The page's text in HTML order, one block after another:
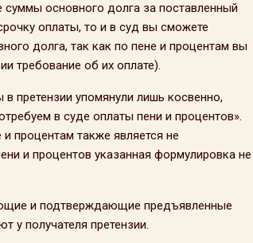
суммы основного долга за поставленный
оплаты, то и в суд вы сможете
долга, так как по пене и процентам вы
требование об их оплате).
претензии упомянули лишь косвенно,
в суде оплаты пени и процентов».
процентам также является не
и процентов указанная формулировка не
и подтверждающие предъявленные
у получателя претензии.